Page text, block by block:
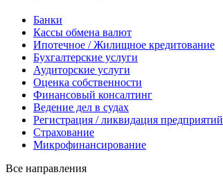
Банки
Кассы обмена валют
Ипотечное / Жилищное кредитование
Бухгалтерские услуги
Аудиторские услуги
Оценка собственности
Финансовый консалтинг
Ведение дел в судах
Регистрация / ликвидация предприятий
Страхование
Микрофинансирование
Все направления